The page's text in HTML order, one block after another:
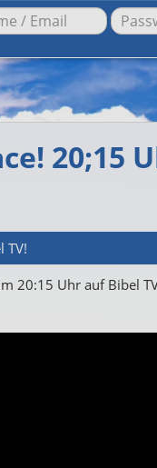
20;15
TV!
20:15 Uhr auf Bibel